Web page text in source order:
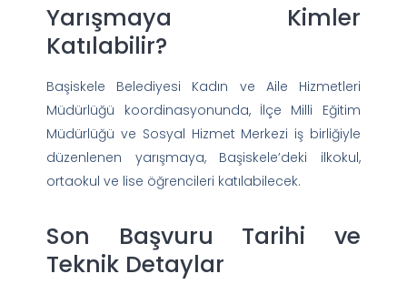
Yarışmaya Kimler
Katılabilir?
Başiskele Belediyesi Kadın ve Aile Hizmetleri
Müdürlüğü koordinasyonunda, İlçe Milli Eğitim
Müdürlüğü ve Sosyal Hizmet Merkezi iş birliğiyle
düzenlenen yarışmaya, Başiskele’deki ilkokul,
ortaokul ve lise öğrencileri katılabilecek.
Son Başvuru Tarihi ve
Teknik Detaylar